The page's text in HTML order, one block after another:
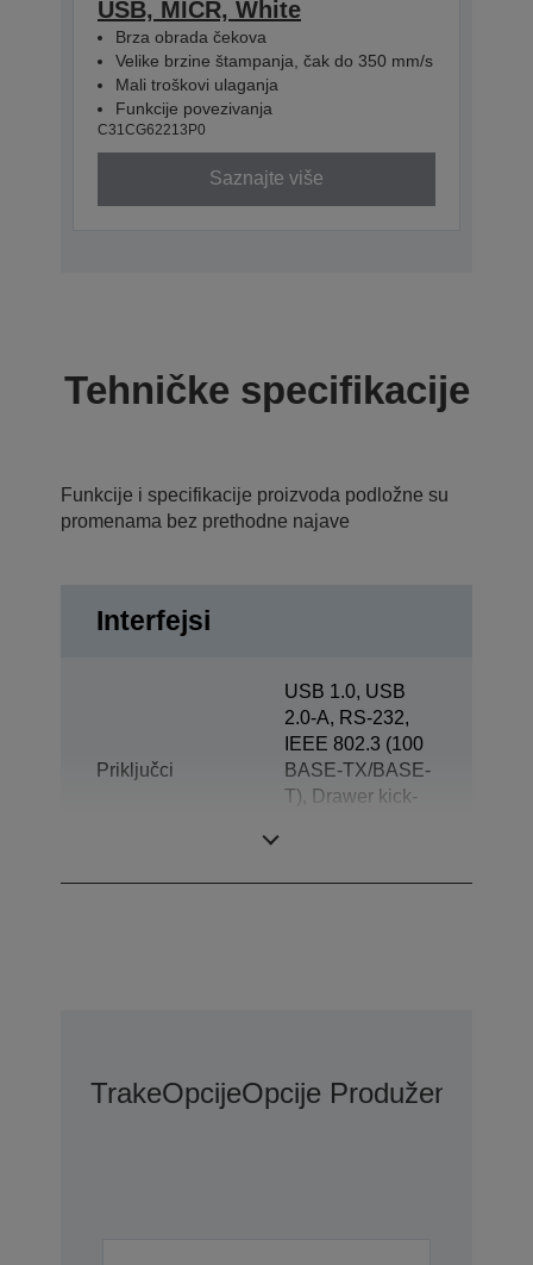
USB, MICR, White
Brza obrada čekova
Velike brzine štampanja, čak do 350 mm/s
Mali troškovi ulaganja
Funkcije povezivanja
C31CG62213P0
Saznajte više
Tehničke specifikacije
Funkcije i specifikacije proizvoda podložne su
promenama bez prethodne najave
Interfejsi
Priključci
USB 1.0, USB
2.0-A, RS-232,
IEEE 802.3 (100
BASE-TX/BASE-
T), Drawer kick-
TrakeOpcijeOpcije Produžene